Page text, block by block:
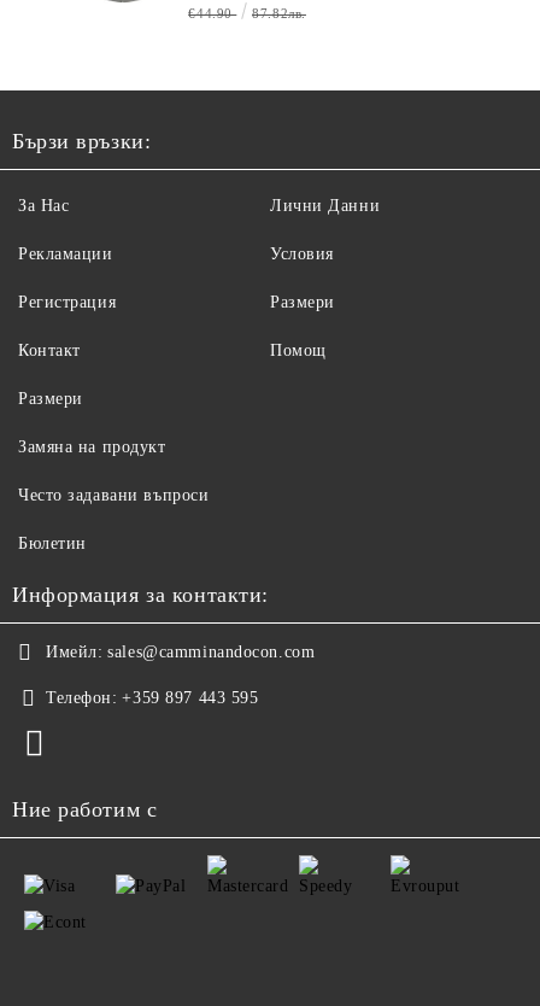
€44.90 87.82лв.
Бързи връзки:
За Нас
Рекламации
Регистрация
Контакт
Лични Данни
Условия
Размери
Помощ
Размери
Замяна на продукт
Често задавани въпроси
Бюлетин
Информация за контакти:
Имейл: sales@camminandocon.com
Телефон: +359 897 443 595
Ние работим с